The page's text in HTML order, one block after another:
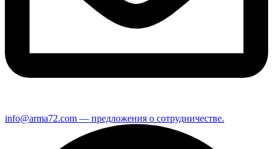
info@arma72.com — предложения о сотрудничестве.